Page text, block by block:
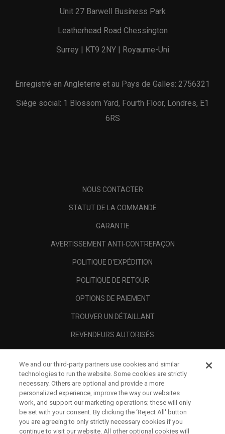
Unit 27 Barwell Business Park
Leatherhead Road Chessington
Surrey | KT9 2NY | Royaume-Uni
Enregistré en Angleterre et au Pays de Galles: 2756321
Siège social: 1 Blossom Yard, Fourth Floor, Londres, E1
6RS
NOUS CONTACTER
STATUT DE LA COMMANDE
GARANTIE
AVERTISSEMENT ANTI-CONTREFAÇON
POLITIQUE D'EXPÉDITION
POLITIQUE DE RETOUR
OPTIONS DE PAIEMENT
TROUVER UN DÉTAILLANT
REVENDEURS AUTORISÉS
A PROPOS
MENTIONS LÉGALES
We and our third-party partners use cookies and similar
technologies to run the website. Some cookies are strictly
necessary. Others are optional and provide a more
personalized experience, improve the way our websites
work, and support our marketing operations; these will only
be set with your consent. By clicking the ‘Reject All' button
you are agreeing to only strictly necessary cookies if you
continue to visit our website. All other optional cookies will